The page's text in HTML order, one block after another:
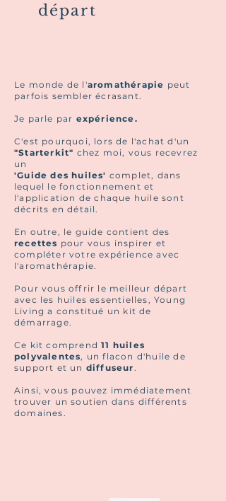
départ
Le monde de l'aromathérapie peut
parfois sembler écrasant.
Je parle par expérience.
C'est pourquoi, lors de l'achat d'un
"Starterkit" chez moi, vous recevrez
un
'Guide des huiles' complet, dans
lequel le fonctionnement et
l'application de chaque huile sont
décrits en détail.
En outre, le guide contient des
recettes pour vous inspirer et
compléter votre expérience avec
l'aromathérapie.
Pour vous offrir le meilleur départ
avec les huiles essentielles, Young
Living a constitué un kit de
démarrage.
Ce kit comprend11 huiles
polyvalentes, un flacon d'huile de
support et un diffuseur.
Ainsi, vous pouvez immédiatement
trouver un soutien dans différents
domaines.